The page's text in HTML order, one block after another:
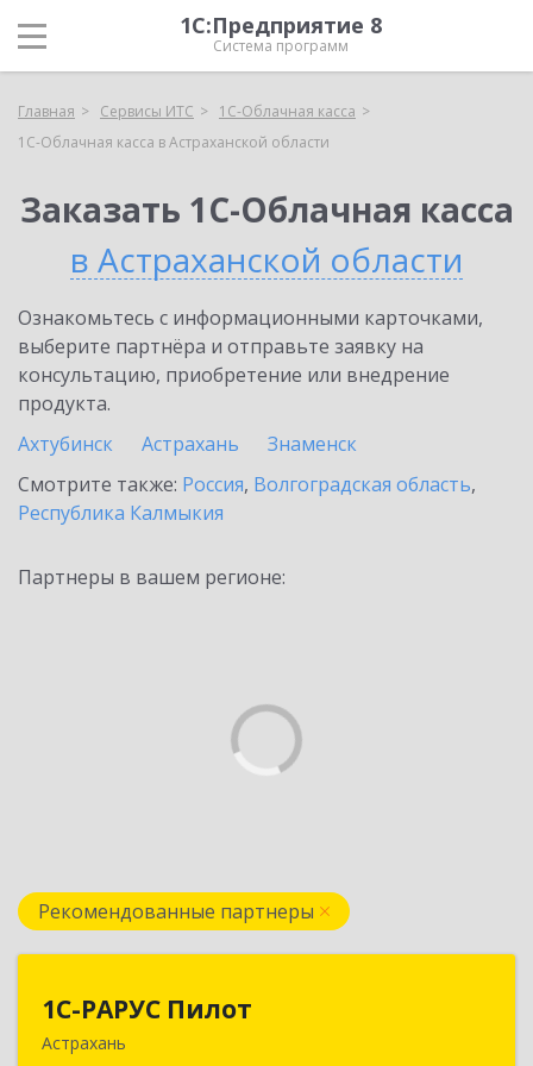
1С:Предприятие 8
Система программ
Главная Сервисы ИТС
1С-Облачная касса
1С-Облачная касса в Астраханской области
Заказать 1С-Облачная касса
в Астраханской области
Ознакомьтесь с информационными карточками,
выберите партнёра и отправьте заявку на
консультацию, приобретение или внедрение
продукта.
Ахтубинск
Астрахань
Знаменск
Смотрите также: Россия, Волгоградская область,
Республика Калмыкия
Партнеры в вашем регионе:
Рекомендованные партнеры
1С-РАРУС Пилот
Астрахань